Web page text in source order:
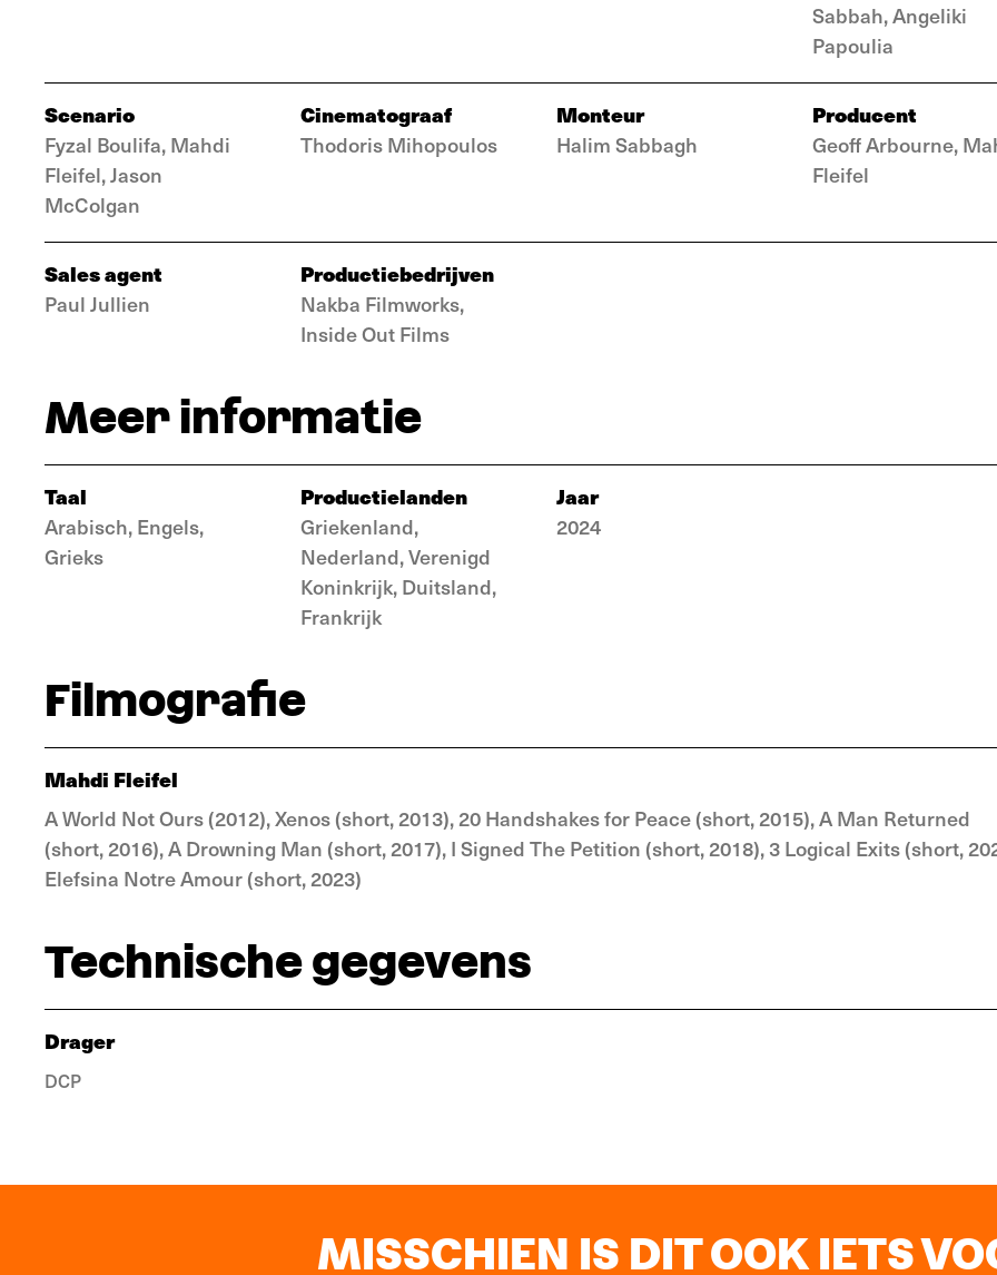
Sabbah, Angeliki
Papoulia
Scenario
Fyzal Boulifa, Mahdi
Fleifel, Jason
McColgan
Cinematograaf
Thodoris Mihopoulos
Monteur
Halim Sabbagh
Producent
Geoff Arbourne,
Fleifel
Sales agent
Paul Jullien
Productiebedrijven
Nakba Filmworks,
Inside Out Films
Meer informatie
Taal
Arabisch, Engels,
Grieks
Productielanden
Griekenland,
Nederland, Verenigd
Koninkrijk, Duitsland,
Frankrijk
Jaar
2024
Filmografie
Mahdi Fleifel
A World Not Ours (2012), Xenos (short, 2013), 20 Handshakes for Peace (short, 2015), A Man Returned
(short, 2016), A Drowning Man (short, 2017), I Signed The Petition (short, 2018), 3 Logical Exits (short,
Elefsina Notre Amour (short, 2023)
Technische gegevens
Drager
DCP
MISSCHIEN IS DIT OOK IETS